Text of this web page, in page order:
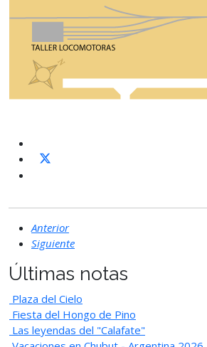
Anterior
Siguiente
Últimas notas
Plaza del Cielo
Fiesta del Hongo de Pino
Las leyendas del "Calafate"